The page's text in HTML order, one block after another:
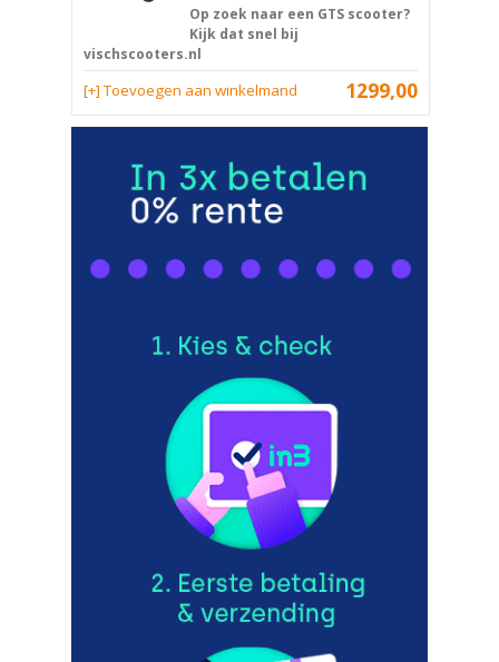
Op zoek naar een GTS scooter?
Kijk dat snel bij
vischscooters.nl
1299,00
[+] Toevoegen aan winkelmand